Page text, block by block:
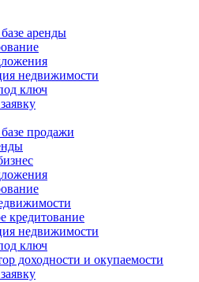
аренды
недвижимости
ключ
продажи
кредитование
недвижимости
ключ
доходности и окупаемости